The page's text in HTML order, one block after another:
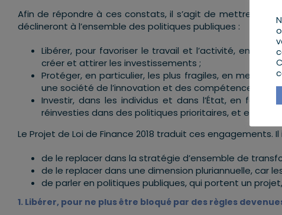
Afin de répondre à ces constats, il s’agit de mettre en
déclineront à l’ensemble des politiques publiques :
Libérer, pour favoriser le travail et l’activité, en
créer et attirer les investissements ;
Protéger, en particulier, les plus fragiles, en
une société de l’innovation et des compétences ;
Investir, dans les individus et dans l’État, en
réinvesties dans des politiques prioritaires, et en
Le Projet de Loi de Finance 2018 traduit ces engagements.
de le replacer dans la stratégie d’ensemble de
de le replacer dans une dimension pluriannuelle, car
de parler en politiques publiques, qui portent un
1. Libérer, pour ne plus être bloqué par des règles